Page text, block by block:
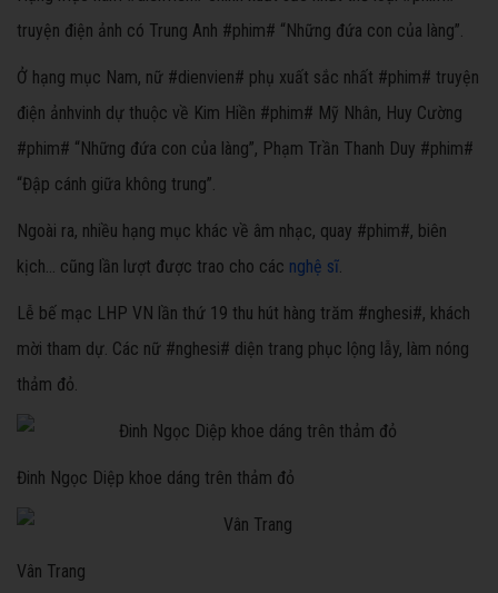
truyện điện ảnh có Trung Anh #phim# “Những đứa con của làng”.
Ở hạng mục Nam, nữ #dienvien# phụ xuất sắc nhất #phim# truyện
điện ảnhvinh dự thuộc về Kim Hiền #phim# Mỹ Nhân, Huy Cường
#phim# “Những đứa con của làng”, Phạm Trần Thanh Duy #phim#
“Đập cánh giữa không trung”.
Ngoài ra, nhiều hạng mục khác về âm nhạc, quay #phim#, biên
kịch… cũng lần lượt được trao cho các nghệ sĩ.
Lễ bế mạc LHP VN lần thứ 19 thu hút hàng trăm #nghesi#, khách
mời tham dự. Các nữ #nghesi# diện trang phục lộng lẫy, làm nóng
thảm đỏ.
Đinh Ngọc Diệp khoe dáng trên thảm đỏ
Vân Trang